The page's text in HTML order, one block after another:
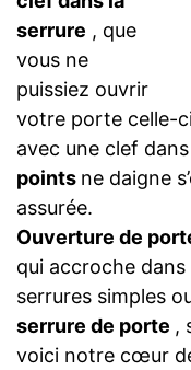
serrure , que
vous ne
puissiez ouvrir
votre porte celle-
avec une clef
points ne daigne
assurée.
Ouverture de
qui accroche
serrures simples
serrure de porte ,
voici notre cœur